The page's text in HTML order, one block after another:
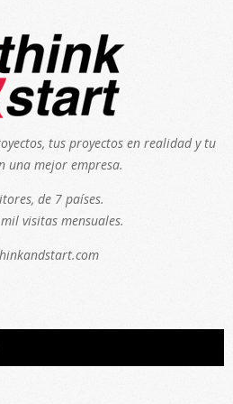
tus proyectos en realidad y tu
una mejor empresa.
de 7 países.
visitas mensuales.